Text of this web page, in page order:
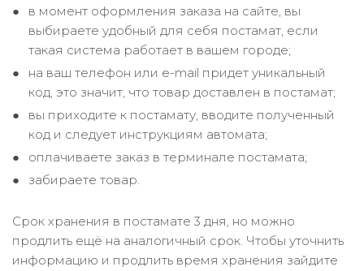
в момент оформления заказа на сайте, вы
выбираете удобный для себя постамат, если
такая система работает в вашем городе;
на ваш телефон или e-mail придет уникальный
код, это значит, что товар доставлен в постамат;
вы приходите к постамату, вводите полученный
код и следует инструкциям автомата;
оплачиваете заказ в терминале постамата;
забираете товар.
Срок хранения в постамате 3 дня, но можно
продлить ещё на аналогичный срок. Чтобы уточнить
информацию и продлить время хранения зайдите